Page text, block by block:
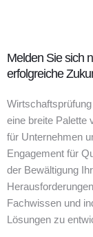
Melden Sie sich
erfolgreiche
eine breite Palette
für Unternehmen
Engagement für
der Bewältigung
Fachwissen und
Lösungen zu